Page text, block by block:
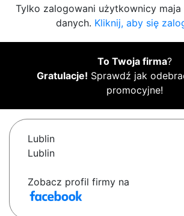
Tylko zalogowani użytkownicy
danych. Kliknij, aby się
To Twoja firma?
Gratulacje! Sprawdź jak
promocyjne!
Lublin
Lublin
Zobacz profil firmy na